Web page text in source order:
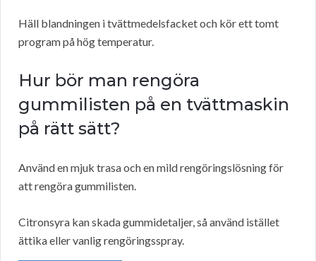
Häll blandningen i tvättmedelsfacket och kör ett tomt
program på hög temperatur.
Hur bör man rengöra
gummilisten på en tvättmaskin
på rätt sätt?
Använd en mjuk trasa och en mild rengöringslösning för
att rengöra gummilisten.
Citronsyra kan skada gummidetaljer, så använd istället
ättika eller vanlig rengöringsspray.